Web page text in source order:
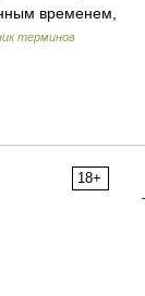
временем,
терминов
18+